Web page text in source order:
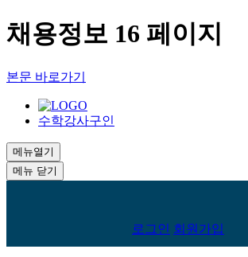
채용정보 16 페이지
본문 바로가기
수학강사구인
메뉴열기
메뉴 닫기
원
로그인 회원가입